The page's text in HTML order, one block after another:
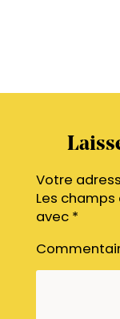
Votre
Les
avec *